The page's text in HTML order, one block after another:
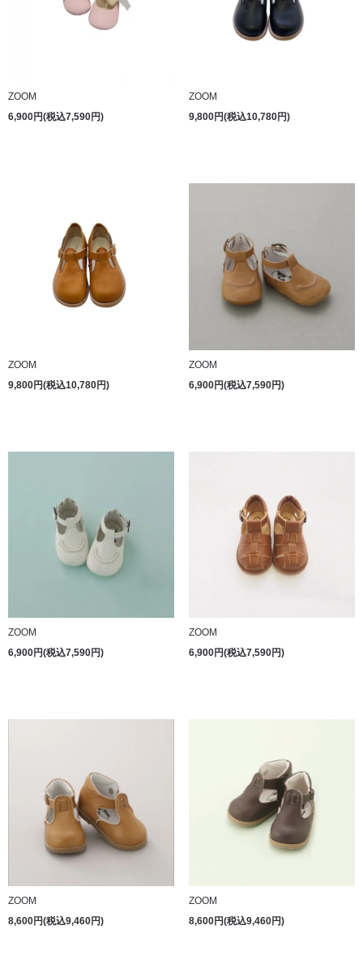
ZOOM
6,900円(税込7,590円)
ZOOM
9,800円(税込10,780円)
ZOOM
9,800円(税込10,780円)
ZOOM
6,900円(税込7,590円)
ZOOM
6,900円(税込7,590円)
ZOOM
6,900円(税込7,590円)
ZOOM
8,600円(税込9,460円)
ZOOM
8,600円(税込9,460円)